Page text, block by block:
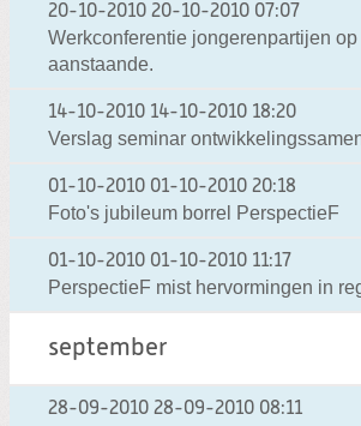
20-10-2010 20-10-2010 07:07
Werkconferentie jongerenpartijen
aanstaande.
14-10-2010 14-10-2010 18:20
Verslag seminar
01-10-2010 01-10-2010 20:18
Foto's jubileum borrel PerspectieF
01-10-2010 01-10-2010 11:17
PerspectieF mist hervormingen in
september
28-09-2010 28-09-2010 08:11